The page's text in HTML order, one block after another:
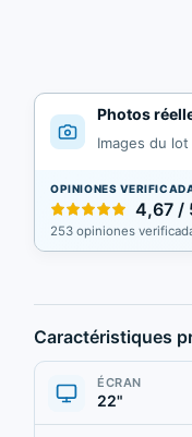
Photos
Images du
OPINIONES
4,67 /
253 opiniones
Caractéristiques
ÉCRAN
22"